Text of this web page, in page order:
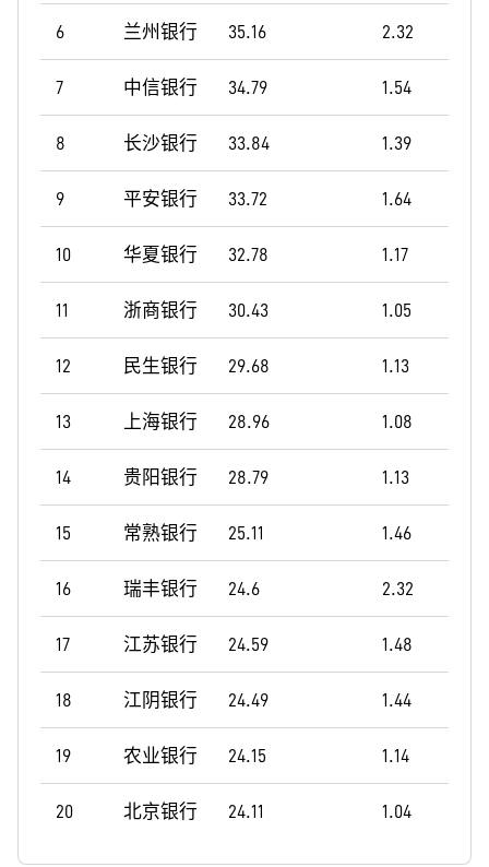
6 兰州银行 35.16 2.32
7 中信银行 34.79 1.54
8 长沙银行 33.84 1.39
9 平安银行 33.72 1.64
10 华夏银行 32.78 1.17
11 浙商银行 30.43 1.05
12 民生银行 29.68 1.13
13 上海银行 28.96 1.08
14 贵阳银行 28.79 1.13
15 常熟银行 25.11 1.46
16 瑞丰银行 24.6 2.32
17 江苏银行 24.59 1.48
18 江阴银行 24.49 1.44
19 农业银行 24.15 1.14
20 北京银行 24.11 1.04